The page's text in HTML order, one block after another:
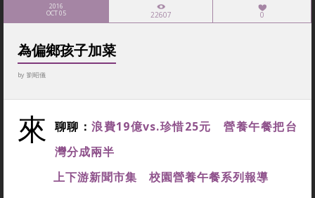
2016
OCT 05 22607 0
為偏鄉孩子加菜
by 劉昭儀
來 聊聊：浪費19億vs.珍惜25元
營養午餐把台
灣分成兩半
上下游新聞市集 校園營養午餐系列報導